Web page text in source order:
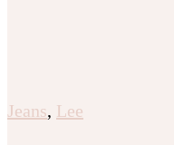
Jeans, Lee